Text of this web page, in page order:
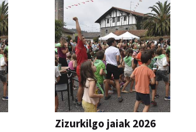
Zizurkilgo jaiak 2026